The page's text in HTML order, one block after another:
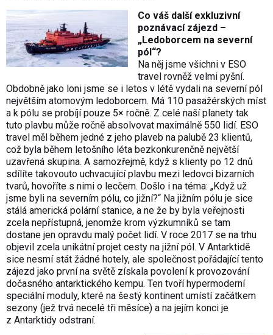
Co váš další exkluzivní
poznávací zájezd –
„Ledoborcem na severní
pól“?
Na něj jsme všichni v ESO
travel rovněž velmi pyšní.
Obdobně jako loni jsme se i letos v létě vydali na severní pól
největším atomovým ledoborcem. Má 110 pasažérských míst
a k pólu se probíjí pouze 5× ročně. Z celé naší planety tak
tuto plavbu může ročně absolvovat maximálně 550 lidí. ESO
travel měl během jedné z jeho plaveb na palubě 23 klientů,
což byla během letošního léta bezkonkurenčně největší
uzavřená skupina. A samozřejmě, když s klienty po 12 dnů
sdílíte takovouto uchvacující plavbu mezi ledovci bizarních
tvarů, hovoříte s nimi o lecčem. Došlo i na téma: „Když už
jsme byli na severním pólu, co jižní?“ Na jižním pólu je sice
stálá americká polární stanice, a ne že by byla veřejnosti
zcela nepřístupná, jenomže krom výzkumníků se tam
dostane jen opravdu malý počet lidí. V roce 2017 se na trhu
objevil zcela unikátní projet cesty na jižní pól. V Antarktidě
sice nesmí stát žádné hotely, ale společnost pořádající tento
zájezd jako první na světě získala povolení k provozování
dočasného antarktického kempu. Ten tvoří hypermoderní
speciální moduly, které na šestý kontinent umístí začátkem
sezony (jež trvá necelé tři měsíce) a na jejím konci je
z Antarktidy odstraní.